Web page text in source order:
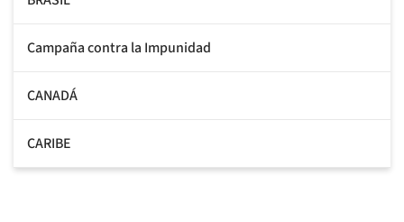
Campaña contra la Impunidad
CANADÁ
CARIBE